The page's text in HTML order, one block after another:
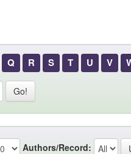
Q R S T U V
Authors/Record: